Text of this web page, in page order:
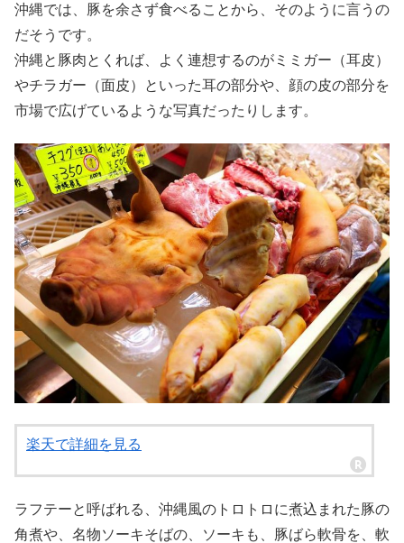
沖縄では、豚を余さず食べることから、そのように言うの
だそうです。
沖縄と豚肉とくれば、よく連想するのがミミガー（耳皮）
やチラガー（面皮）といった耳の部分や、顔の皮の部分を
市場で広げているような写真だったりします。
楽天で詳細を見る
ラフテーと呼ばれる、沖縄風のトロトロに煮込まれた豚の
角煮や、名物ソーキそばの、ソーキも、豚ばら軟骨を、軟